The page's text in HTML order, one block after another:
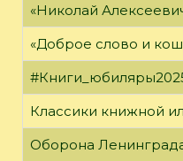
«Николай
«Доброе слово и
Классики книжной
Оборона